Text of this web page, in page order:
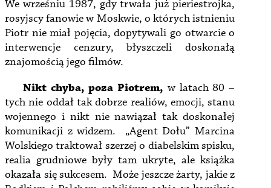
We wrześniu 1987, gdy trwała już pieriestrojka,
rosyjscy fanowie w Moskwie, o których istnieniu
Piotr nie miał pojęcia, dopytywali go otwarcie o
interwencje cenzury, błyszczeli doskonałą
znajomością jego filmów.
Nikt chyba, poza Piotrem, w latach 80 –
tych nie oddał tak dobrze realiów, emocji, stanu
wojennego i nikt nie nawiązał tak doskonałej
komunikacji z widzem. „Agent Dołu” Marcina
Wolskiego traktował szerzej o diabelskim spisku,
realia grudniowe były tam ukryte, ale książka
okazała się sukcesem. Może jeszcze żarty, jakie z